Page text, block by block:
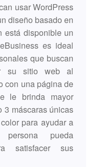
usar WordPress
diseño basado en
está disponible un
es ideal
que buscan
su sitio web al
con una página de
le brinda mayor
3 máscaras únicas
para ayudar a
pueda
satisfacer sus